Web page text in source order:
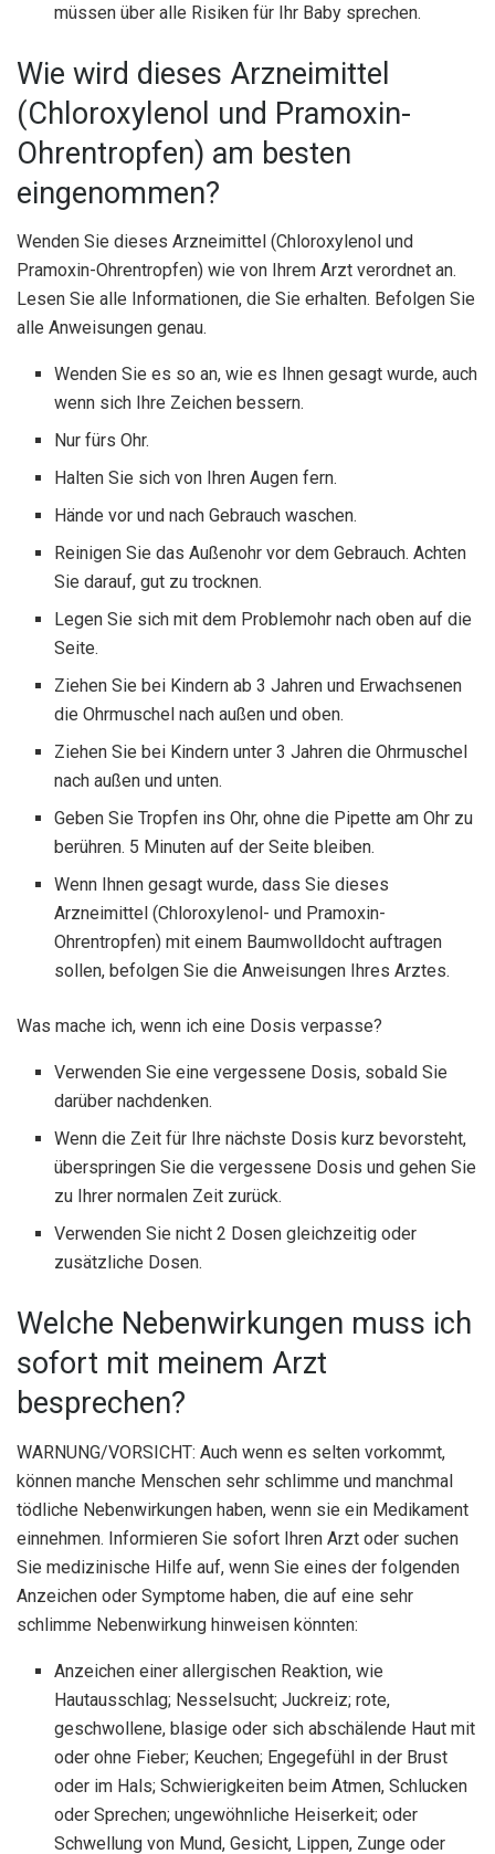
müssen über alle Risiken für Ihr Baby sprechen.
Wie wird dieses Arzneimittel
(Chloroxylenol und Pramoxin-
Ohrentropfen) am besten
eingenommen?
Wenden Sie dieses Arzneimittel (Chloroxylenol und
Pramoxin-Ohrentropfen) wie von Ihrem Arzt verordnet an.
Lesen Sie alle Informationen, die Sie erhalten. Befolgen Sie
alle Anweisungen genau.
Wenden Sie es so an, wie es Ihnen gesagt wurde, auch
wenn sich Ihre Zeichen bessern.
Nur fürs Ohr.
Halten Sie sich von Ihren Augen fern.
Hände vor und nach Gebrauch waschen.
Reinigen Sie das Außenohr vor dem Gebrauch. Achten
Sie darauf, gut zu trocknen.
Legen Sie sich mit dem Problemohr nach oben auf die
Seite.
Ziehen Sie bei Kindern ab 3 Jahren und Erwachsenen
die Ohrmuschel nach außen und oben.
Ziehen Sie bei Kindern unter 3 Jahren die Ohrmuschel
nach außen und unten.
Geben Sie Tropfen ins Ohr, ohne die Pipette am Ohr zu
berühren. 5 Minuten auf der Seite bleiben.
Wenn Ihnen gesagt wurde, dass Sie dieses
Arzneimittel (Chloroxylenol- und Pramoxin-
Ohrentropfen) mit einem Baumwolldocht auftragen
sollen, befolgen Sie die Anweisungen Ihres Arztes.
Was mache ich, wenn ich eine Dosis verpasse?
Verwenden Sie eine vergessene Dosis, sobald Sie
darüber nachdenken.
Wenn die Zeit für Ihre nächste Dosis kurz bevorsteht,
überspringen Sie die vergessene Dosis und gehen Sie
zu Ihrer normalen Zeit zurück.
Verwenden Sie nicht 2 Dosen gleichzeitig oder
zusätzliche Dosen.
Welche Nebenwirkungen muss ich
sofort mit meinem Arzt
besprechen?
WARNUNG/VORSICHT: Auch wenn es selten vorkommt,
können manche Menschen sehr schlimme und manchmal
tödliche Nebenwirkungen haben, wenn sie ein Medikament
einnehmen. Informieren Sie sofort Ihren Arzt oder suchen
Sie medizinische Hilfe auf, wenn Sie eines der folgenden
Anzeichen oder Symptome haben, die auf eine sehr
schlimme Nebenwirkung hinweisen könnten:
Anzeichen einer allergischen Reaktion, wie
Hautausschlag; Nesselsucht; Juckreiz; rote,
geschwollene, blasige oder sich abschälende Haut mit
oder ohne Fieber; Keuchen; Engegefühl in der Brust
oder im Hals; Schwierigkeiten beim Atmen, Schlucken
oder Sprechen; ungewöhnliche Heiserkeit; oder
Schwellung von Mund, Gesicht, Lippen, Zunge oder